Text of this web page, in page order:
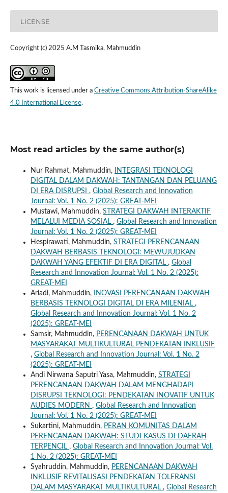
LICENSE
Copyright (c) 2025 A.M Tasmika, Mahmuddin
This work is licensed under a Creative Commons Attribution-ShareAlike
4.0 International License.
Most read articles by the same author(s)
Nur Rahmat, Mahmuddin,
INTEGRASI TEKNOLOGI
DIGITAL DALAM DAKWAH: TANTANGAN DAN PELUANG
DI ERA DISRUPSI , Global Research and Innovation
Journal: Vol. 1 No. 2 (2025): GREAT-MEI
Mustawi, Mahmuddin, STRATEGI DAKWAH INTERAKTIF
MELALUI MEDIA SOSIAL , Global Research and Innovation
Journal: Vol. 1 No. 2 (2025): GREAT-MEI
Hespirawati, Mahmuddin, STRATEGI PERENCANAAN
DAKWAH BERBASIS TEKNOLOGI: MEWUJUDKAN
DAKWAH YANG EFEKTIF DI ERA DIGITAL , Global
Research and Innovation Journal: Vol. 1 No. 2 (2025):
GREAT-MEI
Ariadi, Mahmuddin,
INOVASI PERENCANAAN DAKWAH
BERBASIS TEKNOLOGI DIGITAL DI ERA MILENIAL ,
Global Research and Innovation Journal: Vol. 1 No. 2
(2025): GREAT-MEI
Samsir, Mahmuddin, PERENCANAAN DAKWAH UNTUK
MASYARAKAT MULTIKULTURAL PENDEKATAN INKLUSIF
, Global Research and Innovation Journal: Vol. 1 No. 2
(2025): GREAT-MEI
Andi Nirwana Saputri Yasa, Mahmuddin, STRATEGI
PERENCANAAN DAKWAH DALAM MENGHADAPI
DISRUPSI TEKNOLOGI: PENDEKATAN INOVATIF UNTUK
AUDIES MODERN , Global Research and Innovation
Journal: Vol. 1 No. 2 (2025): GREAT-MEI
Sukartini, Mahmuddin, PERAN KOMUNITAS DALAM
PERENCANAAN DAKWAH: STUDI KASUS DI DAERAH
TERPENCIL , Global Research and Innovation Journal: Vol.
1 No. 2 (2025): GREAT-MEI
Syahruddin, Mahmuddin, PERENCANAAN DAKWAH
INKLUSIF REVITALISASI PENDEKATAN TOLERANSI
DALAM MASYARAKAT MULTIKULTURAL , Global Research